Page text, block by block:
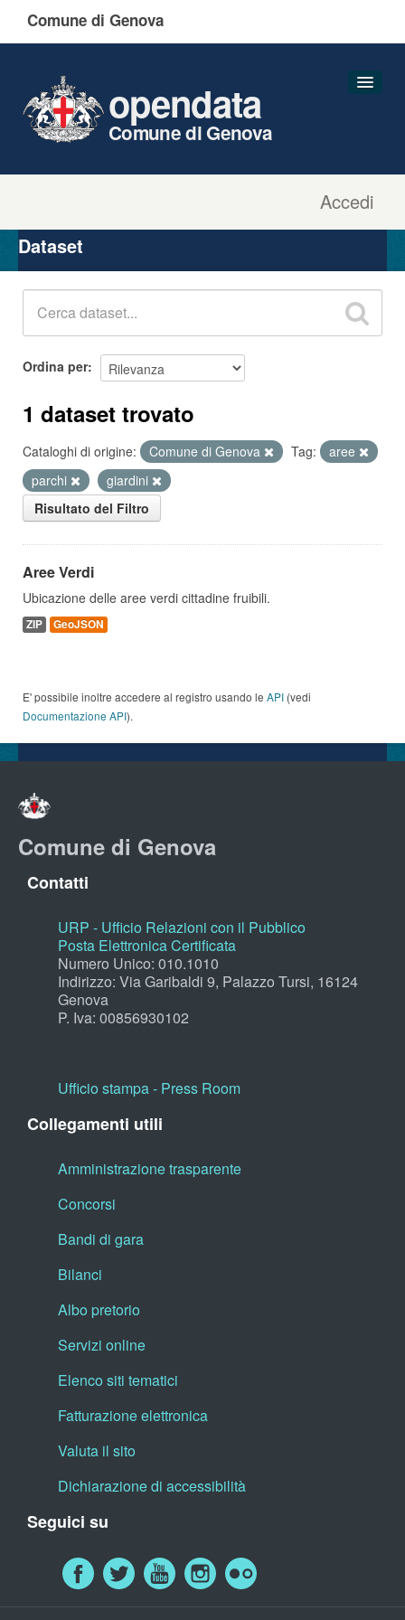
Comune di Genova
Accedi
opendata
Comune di Genova
Organizzazioni
Gruppi
Dataset
Ordina per
1 dataset trovato
Cataloghi di origine: Comune di Genova Tag:
aree
parchi
giardini
Risultato del Filtro
Aree Verdi
Ubicazione delle aree verdi cittadine fruibili.
ZIP GeoJSON
E' possibile inoltre accedere al registro usando le API (vedi
Documentazione API).
Comune di Genova
Contatti
URP - Ufficio Relazioni con il Pubblico
Posta Elettronica Certificata
Numero Unico: 010.1010
Indirizzo: Via Garibaldi 9, Palazzo Tursi, 16124
Genova
P. Iva: 00856930102
Ufficio stampa - Press Room
Collegamenti utili
Amministrazione trasparente
Concorsi
Bandi di gara
Bilanci
Albo pretorio
Servizi online
Elenco siti tematici
Fatturazione elettronica
Valuta il sito
Dichiarazione di accessibilità
Seguici su